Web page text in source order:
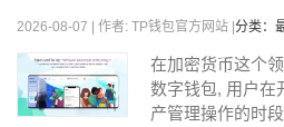
2026-08-07 | 作者: TP钱包官方网站 | 分类：
在加密货币这个
数字钱包, 用户在
产管理操作的时